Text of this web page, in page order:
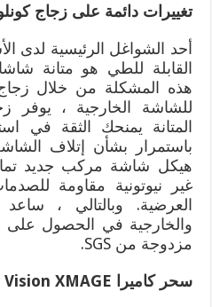
تغييرات دائمة على زجاج
أحد الشواغل الرئيسية لدى
القابلة للطي هو متانة
هذه المشكلة من خلال زجاج
للشاشة الخارجية ،
المتانة يمنحك الثقة في
باستمرار بشأن إتلاف
هيكل شاشة مركب جديد
غير نيوتونية مقاومة
العرضية. وبالتالي ،
والخارجية في الحصول
مزدوجة من SGS.
سحر كاميرا XMAGE